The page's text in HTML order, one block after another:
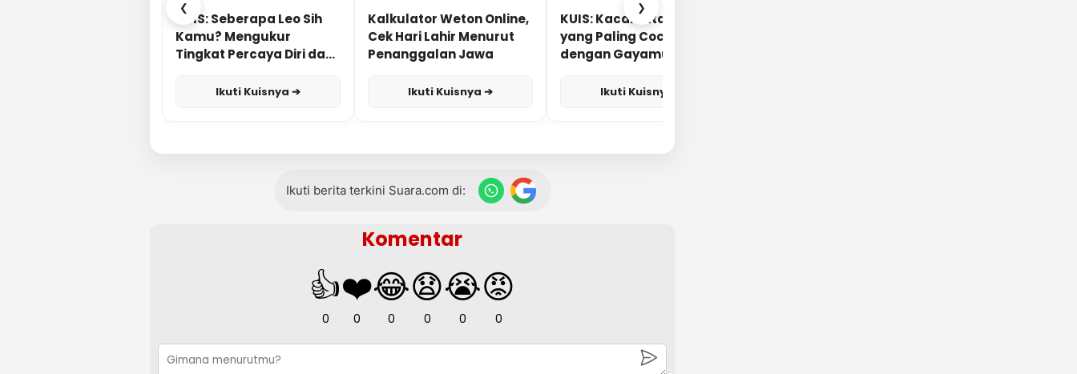
❮
KUIS: Seberapa Leo Sih
Kamu? Mengukur
Tingkat Percaya Diri dan
Ikuti Kuisnya ➔
Kalkulator Weton Online,
Cek Hari Lahir Menurut
Penanggalan Jawa
Ikuti Kuisnya ➔
KUIS: Kacamata Apa
yang Paling Cocok
dengan Gayamu?
Ikuti Kuisnya ➔
❯
Ikuti berita terkini Suara.com di:
Komentar
👍
0
❤️
0
😂
0
😧
0
😭
0
😡
0